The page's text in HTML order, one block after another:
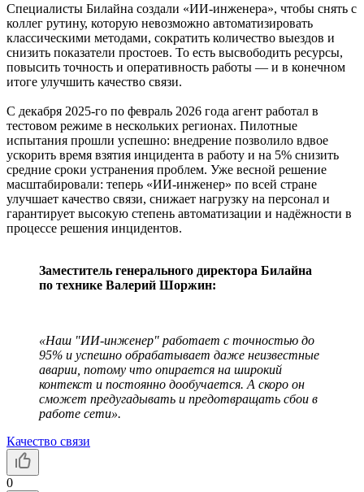
Специалисты Билайна создали «ИИ-инженера», чтобы снять с
коллег рутину, которую невозможно автоматизировать
классическими методами, сократить количество выездов и
снизить показатели простоев. То есть высвободить ресурсы,
повысить точность и оперативность работы — и в конечном
итоге улучшить качество связи.
С декабря 2025-го по февраль 2026 года агент работал в
тестовом режиме в нескольких регионах. Пилотные
испытания прошли успешно: внедрение позволило вдвое
ускорить время взятия инцидента в работу и на 5% снизить
средние сроки устранения проблем. Уже весной решение
масштабировали: теперь «ИИ-инженер» по всей стране
улучшает качество связи, снижает нагрузку на персонал и
гарантирует высокую степень автоматизации и надёжности в
процессе решения инцидентов.
Заместитель генерального директора Билайна
по технике Валерий Шоржин:
«Наш "ИИ-инженер" работает с точностью до
95% и успешно обрабатывает даже неизвестные
аварии, потому что опирается на широкий
контекст и постоянно дообучается. А скоро он
сможет предугадывать и предотвращать сбои в
работе сети».
Качество связи
0